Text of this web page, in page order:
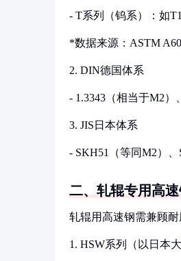
- T系列（钨系）：如
*数据来源：ASTM
2. DIN德国体系
- 1.3343（相当于M2）
3. JIS日本体系
- SKH51（等同M2）
二、轧辊专用高
轧辊用高速钢需兼顾
1. HSW系列（以日本